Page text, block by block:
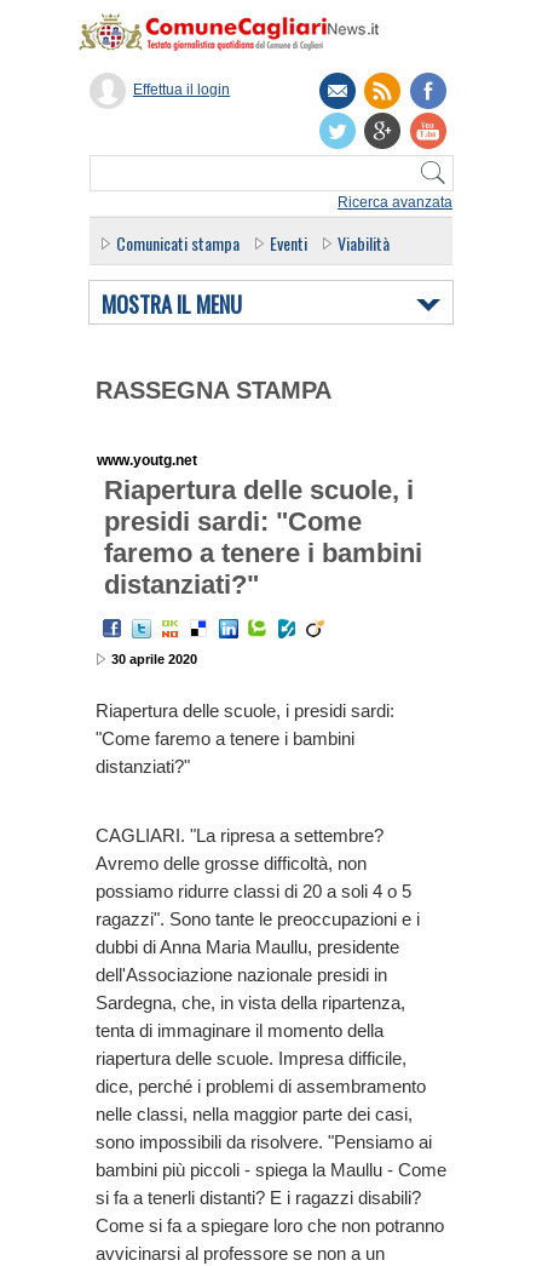
Ricerca avanzata
Effettua il login
Comunicati stampa Eventi Viabilità
MOSTRA IL MENU
RASSEGNA STAMPA
www.youtg.net
Riapertura delle scuole, i
presidi sardi: "Come
faremo a tenere i bambini
distanziati?"
30 aprile 2020
Riapertura delle scuole, i presidi sardi:
"Come faremo a tenere i bambini
distanziati?"
CAGLIARI. "La ripresa a settembre?
Avremo delle grosse difficoltà, non
possiamo ridurre classi di 20 a soli 4 o 5
ragazzi". Sono tante le preoccupazioni e i
dubbi di Anna Maria Maullu, presidente
dell'Associazione nazionale presidi in
Sardegna, che, in vista della ripartenza,
tenta di immaginare il momento della
riapertura delle scuole. Impresa difficile,
dice, perché i problemi di assembramento
nelle classi, nella maggior parte dei casi,
sono impossibili da risolvere. "Pensiamo ai
bambini più piccoli - spiega la Maullu - Come
si fa a tenerli distanti? E i ragazzi disabili?
Come si fa a spiegare loro che non potranno
avvicinarsi al professore se non a un